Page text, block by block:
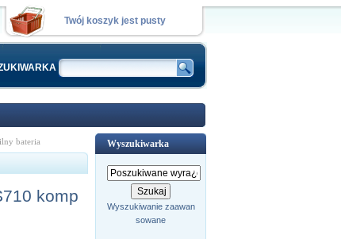
Twój koszyk jest pusty
bateria
komp
Wyszukiwarka
Wyszukiwanie zaawan
sowane